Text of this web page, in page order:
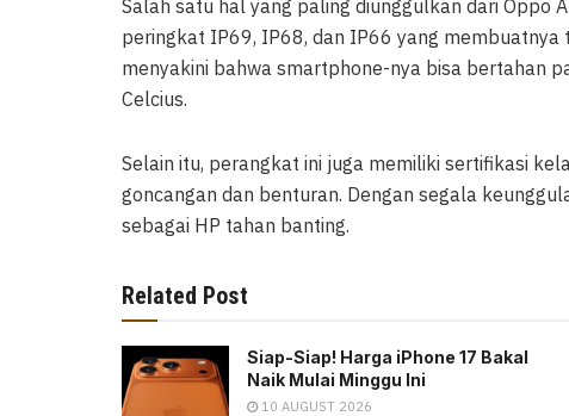
Salah satu hal yang paling diunggulkan dari Oppo
peringkat IP69, IP68, dan IP66 yang membuatnya
menyakini bahwa smartphone-nya bisa bertahan
Celcius.
Selain itu, perangkat ini juga memiliki sertifikasi
goncangan dan benturan. Dengan segala
sebagai HP tahan banting.
Related Post
Siap-Siap! Harga iPhone 17 Bakal
Naik Mulai Minggu Ini
10 AUGUST 2026